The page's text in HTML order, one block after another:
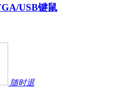
USB键鼠
随时退